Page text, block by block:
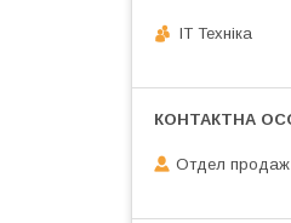
IT Техніка
Отдел продаж